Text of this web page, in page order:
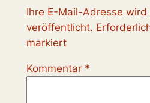
Ihre E-Mail-Adresse wird
veröffentlicht.
markiert
Kommentar *